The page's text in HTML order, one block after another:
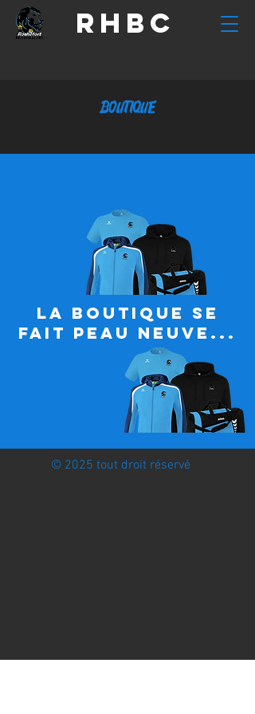
RHBC
BOUTIQUE
la boutique se
fait peau neuve...
© 2025 tout droit réservé